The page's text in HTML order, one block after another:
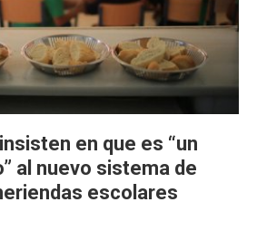
en que es “un
al nuevo sistema de
escolares